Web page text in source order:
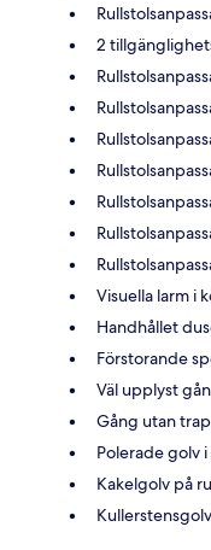
2
Visuella larm i
Handhållet
Förstorande
Väl upplyst
Gång utan
Polerade golv
Kakelgolv på